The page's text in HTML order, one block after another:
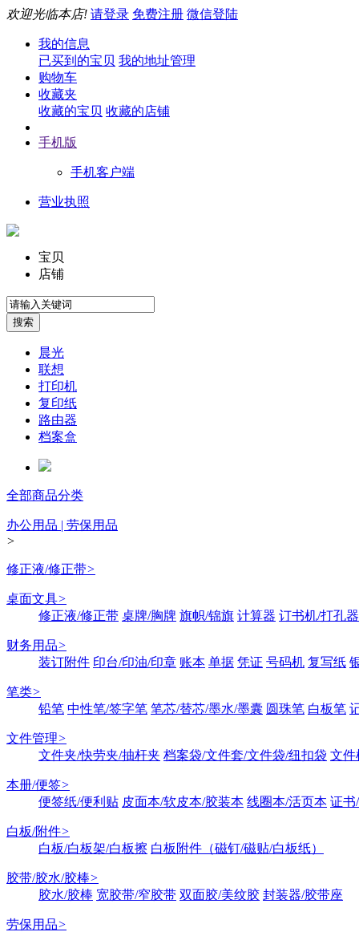
欢迎光临本店! 请登录 免费注册 微信登陆
我的信息
已买到的宝贝 我的地址管理
购物车
收藏夹
收藏的宝贝 收藏的店铺
手机版
手机客户端
营业执照
宝贝
店铺
晨光
联想
打印机
复印纸
路由器
档案盒
全部商品分类
办公用品 | 劳保用品
>
修正液/修正带>
桌面文具>
修正液/修正带 桌牌/胸牌 旗帜/锦旗 计算器 订书机/打孔器
财务用品>
装订附件 印台/印油/印章 账本 单据 凭证 号码机 复写纸
笔类>
铅笔 中性笔/签字笔 笔芯/替芯/墨水/墨囊 圆珠笔 白板笔
文件管理>
文件夹/快劳夹/抽杆夹 档案袋/文件套/文件袋/纽扣袋 文件
本册/便签>
便签纸/便利贴 皮面本/软皮本/胶装本 线圈本/活页本 证书
白板/附件>
白板/白板架/白板擦 白板附件（磁钉/磁贴/白板纸）
胶带/胶水/胶棒>
胶水/胶棒 宽胶带/窄胶带 双面胶/美纹胶 封装器/胶带座
劳保用品>